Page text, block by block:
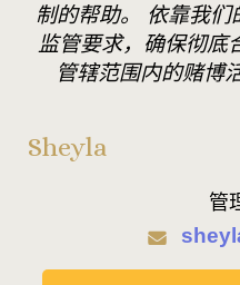
制的帮助。 依靠我
监管要求，确保彻底
管辖范围内的赌博
Sheyla
管